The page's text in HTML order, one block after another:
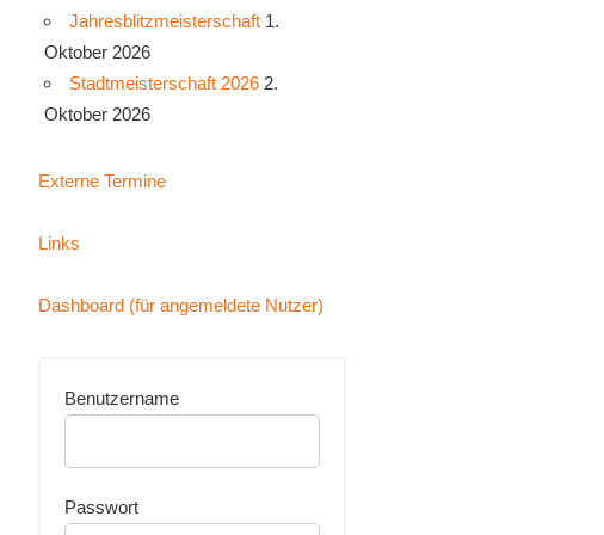
Jahresblitzmeisterschaft1.
Oktober 2026
Stadtmeisterschaft 20262.
Oktober 2026
Externe Termine
Links
Dashboard (für angemeldete Nutzer)
Benutzername
Passwort